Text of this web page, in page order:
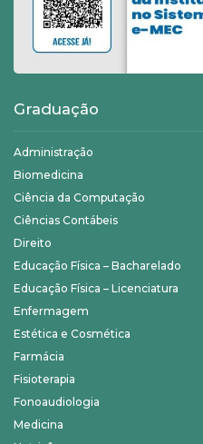
Graduação
Administração
Biomedicina
Ciência da Computação
Ciências Contábeis
Direito
Educação Física – Bacharelado
Educação Física – Licenciatura
Enfermagem
Estética e Cosmética
Farmácia
Fisioterapia
Fonoaudiologia
Medicina